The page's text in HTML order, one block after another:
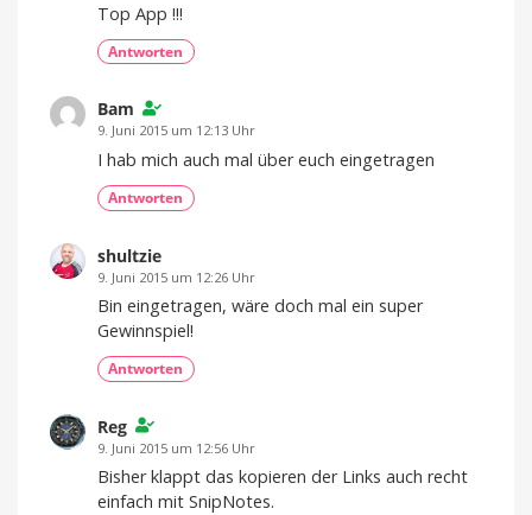
Top App !!!
Antworten
Bam
9. Juni 2015 um 12:13 Uhr
I hab mich auch mal über euch eingetragen
Antworten
shultzie
9. Juni 2015 um 12:26 Uhr
Bin eingetragen, wäre doch mal ein super
Gewinnspiel!
Antworten
Reg
9. Juni 2015 um 12:56 Uhr
Bisher klappt das kopieren der Links auch recht
einfach mit SnipNotes.